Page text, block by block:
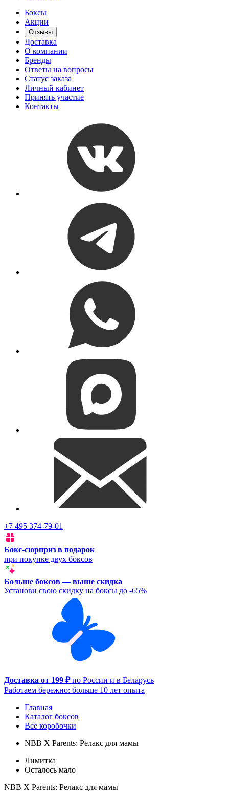
Боксы
Акции
Отзывы
Доставка
О компании
Бренды
Ответы на вопросы
Статус заказа
Личный кабинет
Принять участие
Контакты
+7 495 374-79-01
Бокс-сюрприз в подарок
при покупке двух боксов
Больше боксов — выше скидка
Установи свою скидку на боксы до -65%
Доставка от 199 ₽по России и в Беларусь
Работаем бережно: больше 10 лет опыта
Главная
Каталог боксов
Все коробочки
NBB X Parents: Релакс для мамы
Лимитка
Осталось мало
NBB X Parents: Релакс для мамы